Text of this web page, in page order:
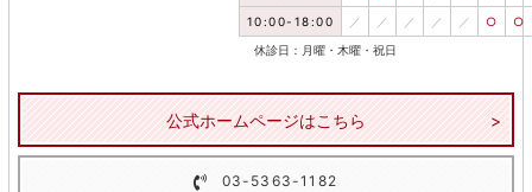
10:00-18:00 ／ ／ ／ ／ ／ ○ ○
休診日：月曜・木曜・祝日
公式ホームページはこちら
03-5363-1182